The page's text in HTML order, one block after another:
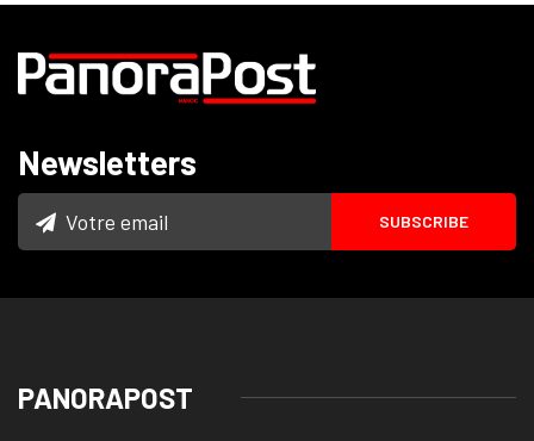
Newsletters
PANORAPOST